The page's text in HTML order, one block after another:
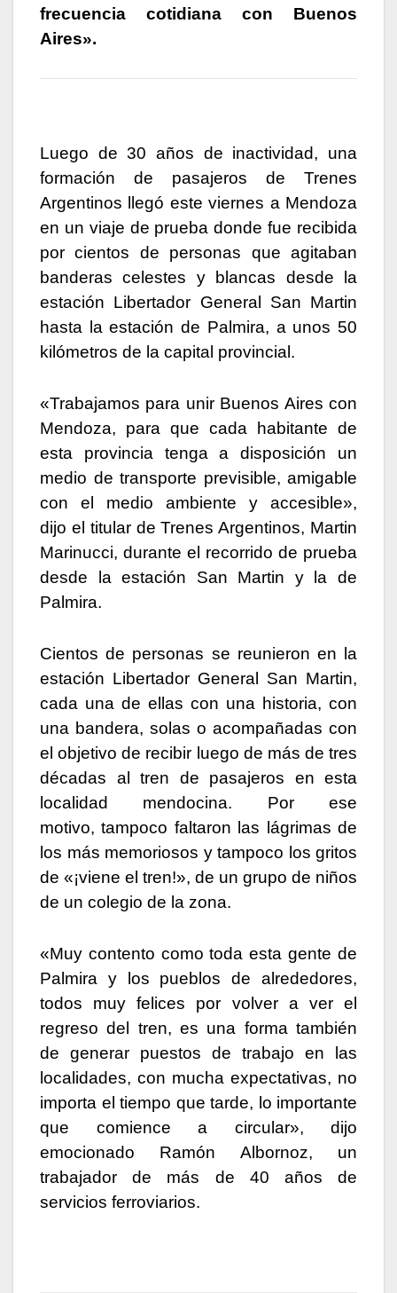
frecuencia cotidiana con Buenos
Aires».
Luego de 30 años de inactividad, una
formación de pasajeros de Trenes
Argentinos llegó este viernes a Mendoza
en un viaje de prueba donde fue recibida
por cientos de personas que agitaban
banderas celestes y blancas desde la
estación Libertador General San Martin
hasta la estación de Palmira, a unos 50
kilómetros de la capital provincial.
«Trabajamos para unir Buenos Aires con
Mendoza, para que cada habitante de
esta provincia tenga a disposición un
medio de transporte previsible, amigable
con el medio ambiente y accesible»,
dijo el titular de Trenes Argentinos, Martin
Marinucci, durante el recorrido de prueba
desde la estación San Martin y la de
Palmira.
Cientos de personas se reunieron en la
estación Libertador General San Martin,
cada una de ellas con una historia, con
una bandera, solas o acompañadas con
el objetivo de recibir luego de más de tres
décadas al tren de pasajeros en esta
localidad mendocina. Por ese
motivo, tampoco faltaron las lágrimas de
los más memoriosos y tampoco los gritos
de «¡viene el tren!», de un grupo de niños
de un colegio de la zona.
«Muy contento como toda esta gente de
Palmira y los pueblos de alrededores,
todos muy felices por volver a ver el
regreso del tren, es una forma también
de generar puestos de trabajo en las
localidades, con mucha expectativas, no
importa el tiempo que tarde, lo importante
que comience a circular», dijo
emocionado Ramón Albornoz, un
trabajador de más de 40 años de
servicios ferroviarios.